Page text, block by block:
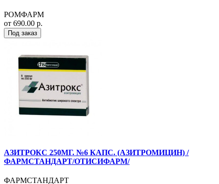
РОМФАРМ
от 690.00 р.
Под заказ
АЗИТРОКС 250МГ. №6 КАПС. (АЗИТРОМИЦИН) /
ФАРМСТАНДАРТ/ОТИСИФАРМ/
ФАРМСТАНДАРТ